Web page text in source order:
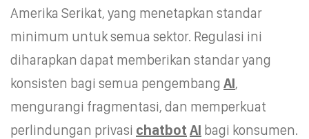
Amerika Serikat, yang menetapkan standar
minimum untuk semua sektor. Regulasi ini
diharapkan dapat memberikan standar yang
konsisten bagi semua pengembang AI,
mengurangi fragmentasi, dan memperkuat
perlindungan privasi chatbot AI bagi konsumen.